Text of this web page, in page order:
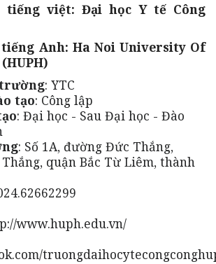
tiếng việt: Đại học Y tế Công
Anh: Ha Noi University Of
: YTC
tạo: Công lập
: Đại học - Sau Đại học - Đào
: Số 1A, đường Đức Thắng,
quận Bắc Từ Liêm, thành
www.huph.edu.vn/